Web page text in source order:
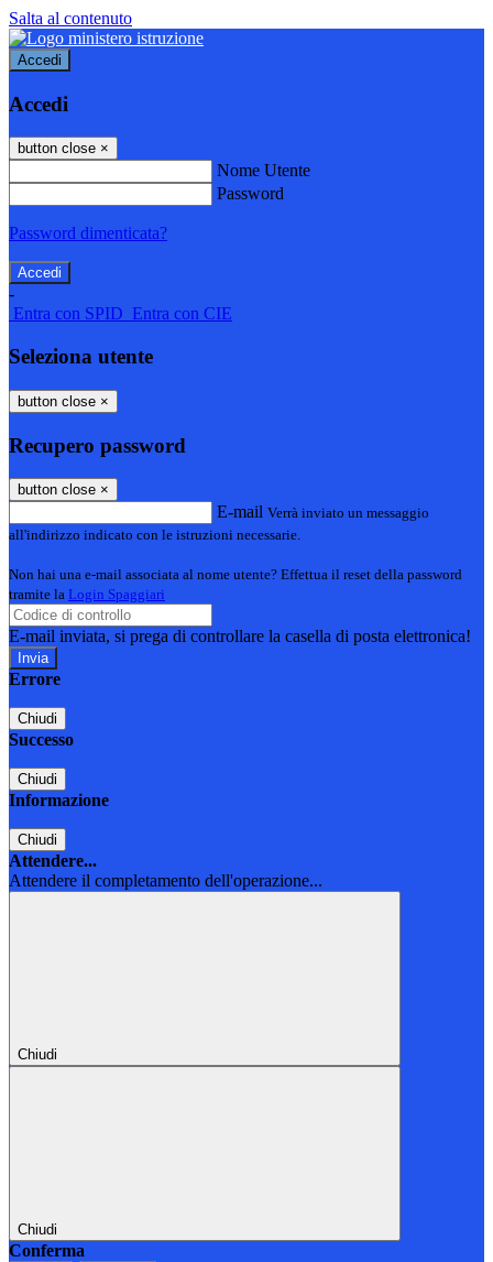
Salta al contenuto
Accedi
Accedi
button close ×
Nome Utente
Password
Password dimenticata?
-
Entra con SPID Entra con CIE
Seleziona utente
button close ×
Recupero password
button close ×
E-mail Verrà inviato un messaggio
all'indirizzo indicato con le istruzioni necessarie.
Non hai una e-mail associata al nome utente? Effettua il reset della password
tramite la Login Spaggiari
E-mail inviata, si prega di controllare la casella di posta elettronica!
Errore
Chiudi
Successo
Chiudi
Informazione
Chiudi
Attendere...
Attendere il completamento dell'operazione...
Chiudi
Chiudi
Conferma